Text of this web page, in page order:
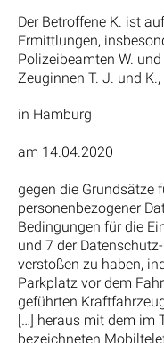
Der Betroffene K. ist
Ermittlungen,
Polizeibeamten W.
Zeuginnen T. J. und
in Hamburg
am 14.04.2020
gegen die Grundsätze
personenbezogener
Bedingungen für die
und 7 der
verstoßen zu haben,
Parkplatz vor dem
geführten
[…] heraus mit dem im
bezeichneten